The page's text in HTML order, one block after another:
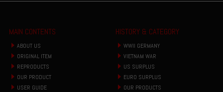
MAIN CONTENTS
ABOUT US
ORIGINAL ITEM
REPRODUCTS
OUR PRODUCT
USER GUIDE
HISTORY & CATEGORY
WWII GERMANY
VIETNAM WAR
US SURPLUS
EURO SURPLUS
OUR PRODUCTS